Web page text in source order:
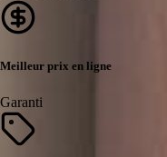
Meilleur prix en ligne
Garanti